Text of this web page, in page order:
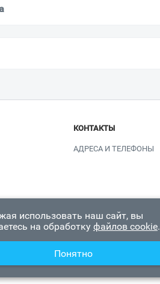
КОНТАКТЫ
АДРЕСА И ТЕЛЕФОНЫ
использовать наш сайт, вы
на обработку файлов cookie.
Понятно